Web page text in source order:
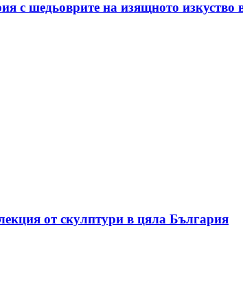
с шедьоврите на изящното
от скулптури в цяла България